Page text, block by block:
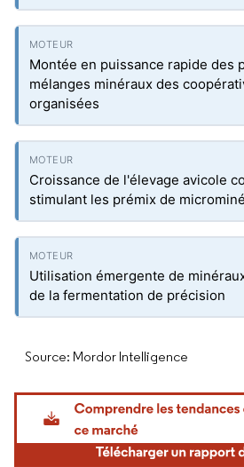
Montée en puissance rapide des
mélanges minéraux des
organisées
Croissance de l'élevage avicole
stimulant les prémix de
Utilisation émergente de
de la fermentation de précision
Source: Mordor Intelligence